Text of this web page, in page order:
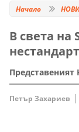
Начало
В света на
Представеният
Петър Захариев